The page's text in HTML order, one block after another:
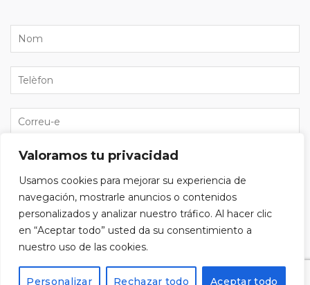
Valoramos tu privacidad
Usamos cookies para mejorar su experiencia de
navegación, mostrarle anuncios o contenidos
personalizados y analizar nuestro tráfico. Al hacer clic
en “Aceptar todo” usted da su consentimiento a
nuestro uso de las cookies.
Personalizar Rechazar todo Aceptar todo
subscriure'm al butlletí.
Alternative: